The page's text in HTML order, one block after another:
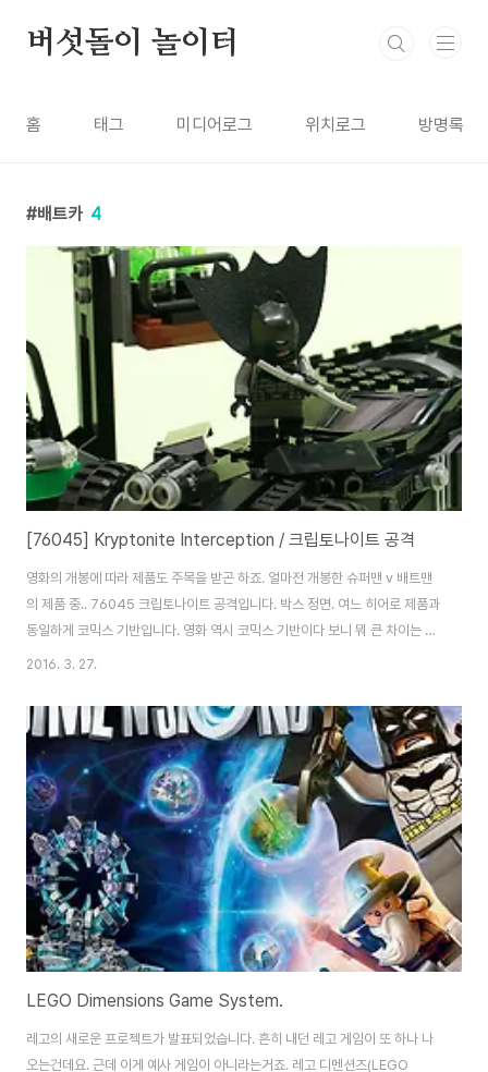
버섯돌이 놀이터
홈 태그 미디어로그 위치로그 방명록
배트카 4
[76045] Kryptonite Interception / 크립토나이트 공격
영화의 개봉에 따라 제품도 주목을 받곤 하죠. 얼마전 개봉한 슈퍼맨 v 배트맨
의 제품 중.. 76045 크립토나이트 공격입니다. 박스 정면. 여느 히어로 제품과
동일하게 코믹스 기반입니다. 영화 역시 코믹스 기반이다 보니 뭐 큰 차이는 없
는 듯 해요. 박스 뒷면.몇가지 기믹을 선보이고 있습니다. 브릭 봉다리는 3개.
가 눈에 띄네요. 배트맨입니다. 역시 턱이 오픈된 형태의 헬멧과 장화 표현이 눈
에 띄네요. 신형 마스크 제품의 배트맨들은 기존에 비해 페이스 컬러도 짙은 편
입니다. 선탠 좀 했나봐요. ^^; 이번 영화에서 사용되는 표창 디자인 괜찮던데..
은색으로 뽑아준건 고맙지만 금형도 좀 바뀌었으면 하는 아쉬움이 있긴 해요.
렉스코..
2016. 3. 27.
LEGO Dimensions Game System.
레고의 새로운 프로젝트가 발표되었습니다. 흔히 내던 레고 게임이 또 하나 나
오는건데요. 근데 이게 예사 게임이 아니라는거죠. 레고 디멘션즈(LEGO